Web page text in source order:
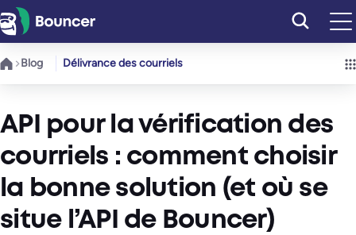
Aller
au
contenu
Blog Délivrance des courriels
API pour la vérification des
courriels : comment choisir
la bonne solution (et où se
situe l’API de Bouncer)